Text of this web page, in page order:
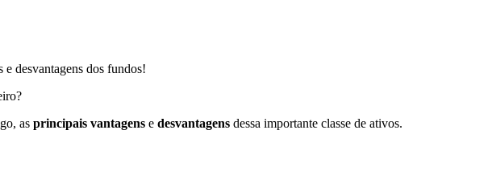
desvantagens dos fundos!
as principais vantagens e desvantagens dessa importante classe de ativos.